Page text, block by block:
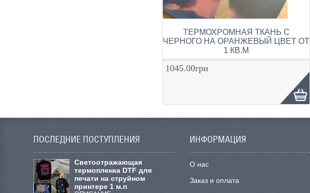
ТЕРМОХРОМНАЯ ТКАНЬ С
ЧЕРНОГО НА ОРАНЖЕВЫЙ ЦВЕТ ОТ
1 КВ.М
1045.00грн
ПОСЛЕДНИЕ ПОСТУПЛЕНИЯ
Cветоотражающая
термопленка DTF для
печати на струйном
принтере 1 м.п
ИНФОРМАЦИЯ
О нас
Заказ и оплата